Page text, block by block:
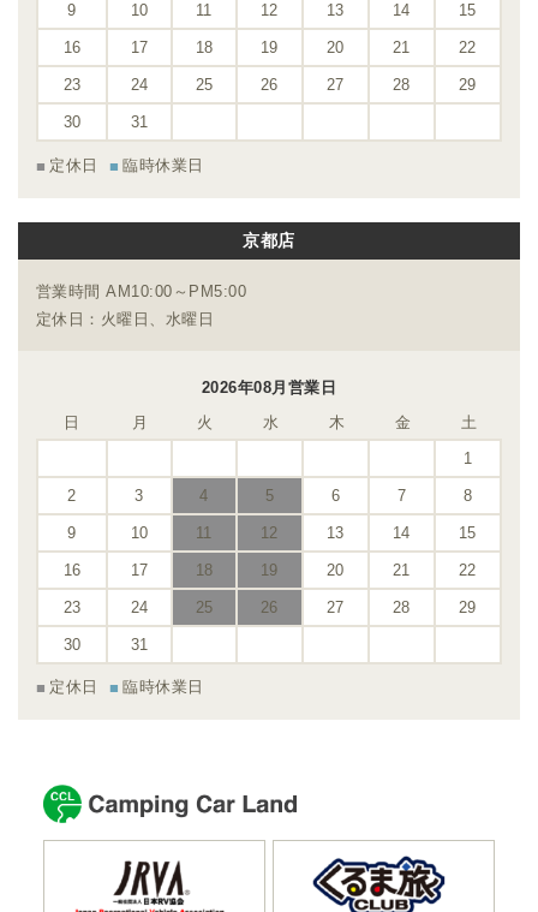
9 10 11 12 13 14 15
16 17 18 19 20 21 22
23 24 25 26 27 28 29
30 31
定休日 臨時休業日
京都店
営業時間 AM10:00～PM5:00
定休日：火曜日、水曜日
2026年08月営業日
日
月 火 水 木 金
土
1
2 3 4 5 6 7 8
9 10 11 12 13 14 15
16 17 18 19 20 21 22
23 24 25 26 27 28 29
30 31
定休日 臨時休業日